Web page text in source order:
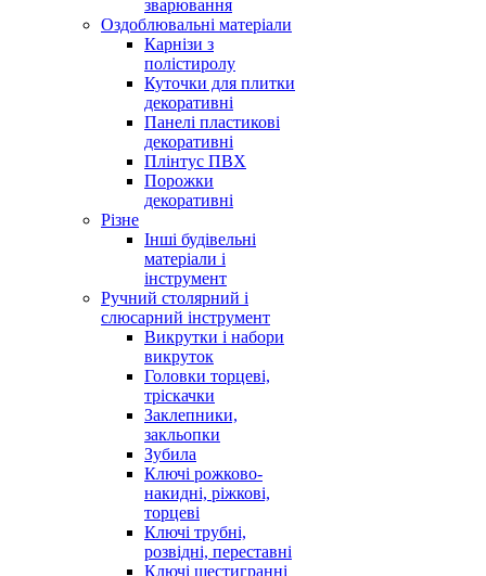
зварювання
Оздоблювальні матеріали
Карнізи з
полістиролу
Куточки для плитки
декоративні
Панелі пластикові
декоративні
Плінтус ПВХ
Порожки
декоративні
Різне
Інші будівельні
матеріали і
інструмент
Ручний столярний і
слюсарний інструмент
Викрутки і набори
викруток
Головки торцеві,
тріскачки
Заклепники,
закльопки
Зубила
Ключі рожково-
накидні, ріжкові,
торцеві
Ключі трубні,
розвідні, переставні
Ключі шестигранні